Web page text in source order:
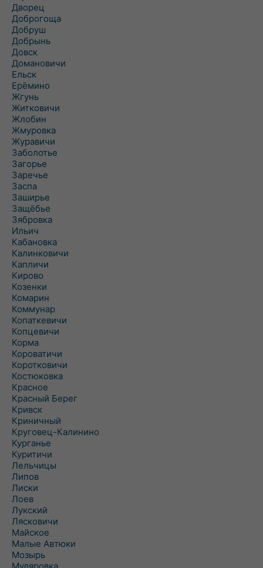
Дворец
Доброгоща
Добруш
Добрынь
Довск
Домановичи
Ельск
Ерёмино
Жгунь
Житковичи
Жлобин
Жмуровка
Журавичи
Заболотье
Загорье
Заречье
Заспа
Заширье
Защёбье
Зябровка
Ильич
Кабановка
Калинковичи
Капличи
Кирово
Козенки
Комарин
Коммунар
Копаткевичи
Копцевичи
Корма
Короватичи
Коротковичи
Костюковка
Красное
Красный Берег
Кривск
Криничный
Круговец-Калинино
Курганье
Куритичи
Лельчицы
Липов
Лиски
Лоев
Лукский
Лясковичи
Майское
Малые Автюки
Мозырь